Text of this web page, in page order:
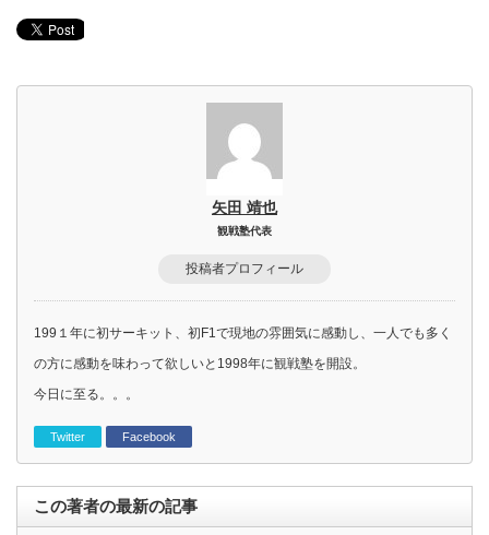
矢田 靖也
観戦塾代表
投稿者プロフィール
199１年に初サーキット、初F1で現地の雰囲気に感動し、一人でも多く
の方に感動を味わって欲しいと1998年に観戦塾を開設。
今日に至る。。。
Twitter Facebook
この著者の最新の記事